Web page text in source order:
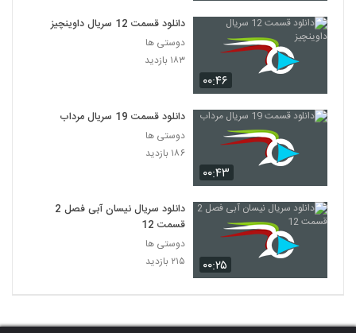
۰۰:۴۶
دانلود قسمت 12 سریال داوینچیز
دوستی ها
۱۸۳ بازدید
۰۰:۴۳
دانلود قسمت 19 سریال مرداب
دوستی ها
۱۸۶ بازدید
۰۰:۲۵
دانلود سریال نیسان آبی فصل 2
قسمت 12
دوستی ها
۲۱۵ بازدید